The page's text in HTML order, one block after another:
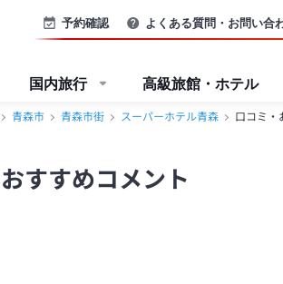
予約確認 よくある質問・お問い合
国内旅行 高級旅館・ホテル
青森市 青森市街 スーパーホテル青森 口コミ・
すすめコメント